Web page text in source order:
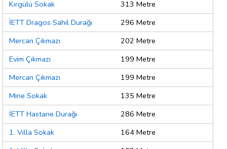
Kırgülü Sokak
313 Metre
İETT Dragos Sahil Durağı
296 Metre
Mercan Çıkmazı
202 Metre
Evim Çıkmazı
199 Metre
Mercan Çıkmazı
199 Metre
Mine Sokak
135 Metre
İETT Hastane Durağı
286 Metre
1. Villa Sokak
164 Metre